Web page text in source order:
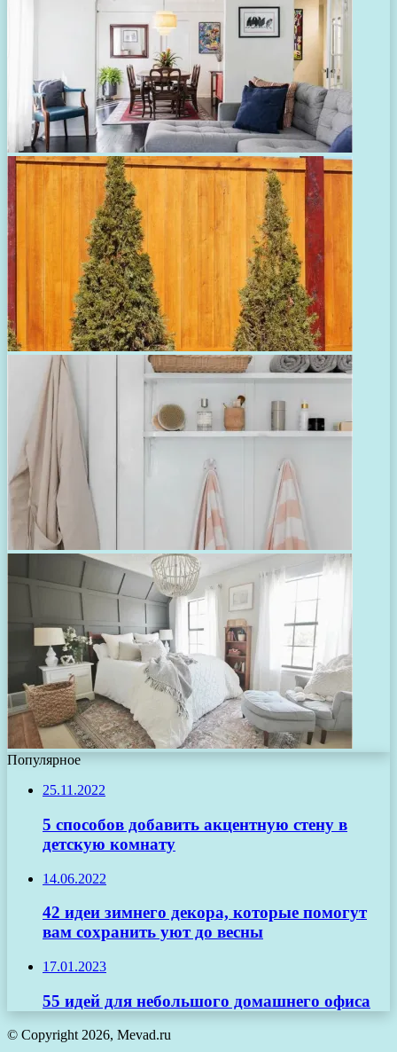
Популярное
25.11.2022
5 способов добавить акцентную стену в
детскую комнату
14.06.2022
42 идеи зимнего декора, которые помогут
вам сохранить уют до весны
17.01.2023
55 идей для небольшого домашнего офиса
© Copyright 2026, Mevad.ru